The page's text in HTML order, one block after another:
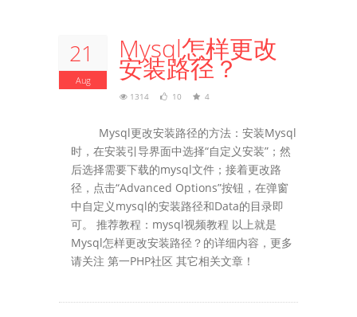
21
Aug
Mysql怎样更改
安装路径？
1314 10 4
Mysql更改安装路径的方法：安装Mysql
时，在安装引导界面中选择“自定义安装”；然
后选择需要下载的mysql文件；接着更改路
径，点击“Advanced Options”按钮，在弹窗
中自定义mysql的安装路径和Data的目录即
可。 推荐教程：mysql视频教程 以上就是
Mysql怎样更改安装路径？的详细内容，更多
请关注 第一PHP社区 其它相关文章！